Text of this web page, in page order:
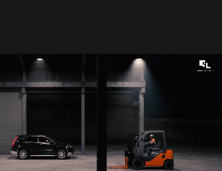
CONTACT US
LUX CALCULATOR